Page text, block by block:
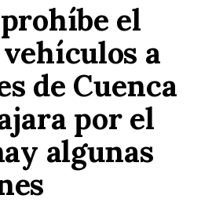
el
a
de Cuenca
por el
algunas